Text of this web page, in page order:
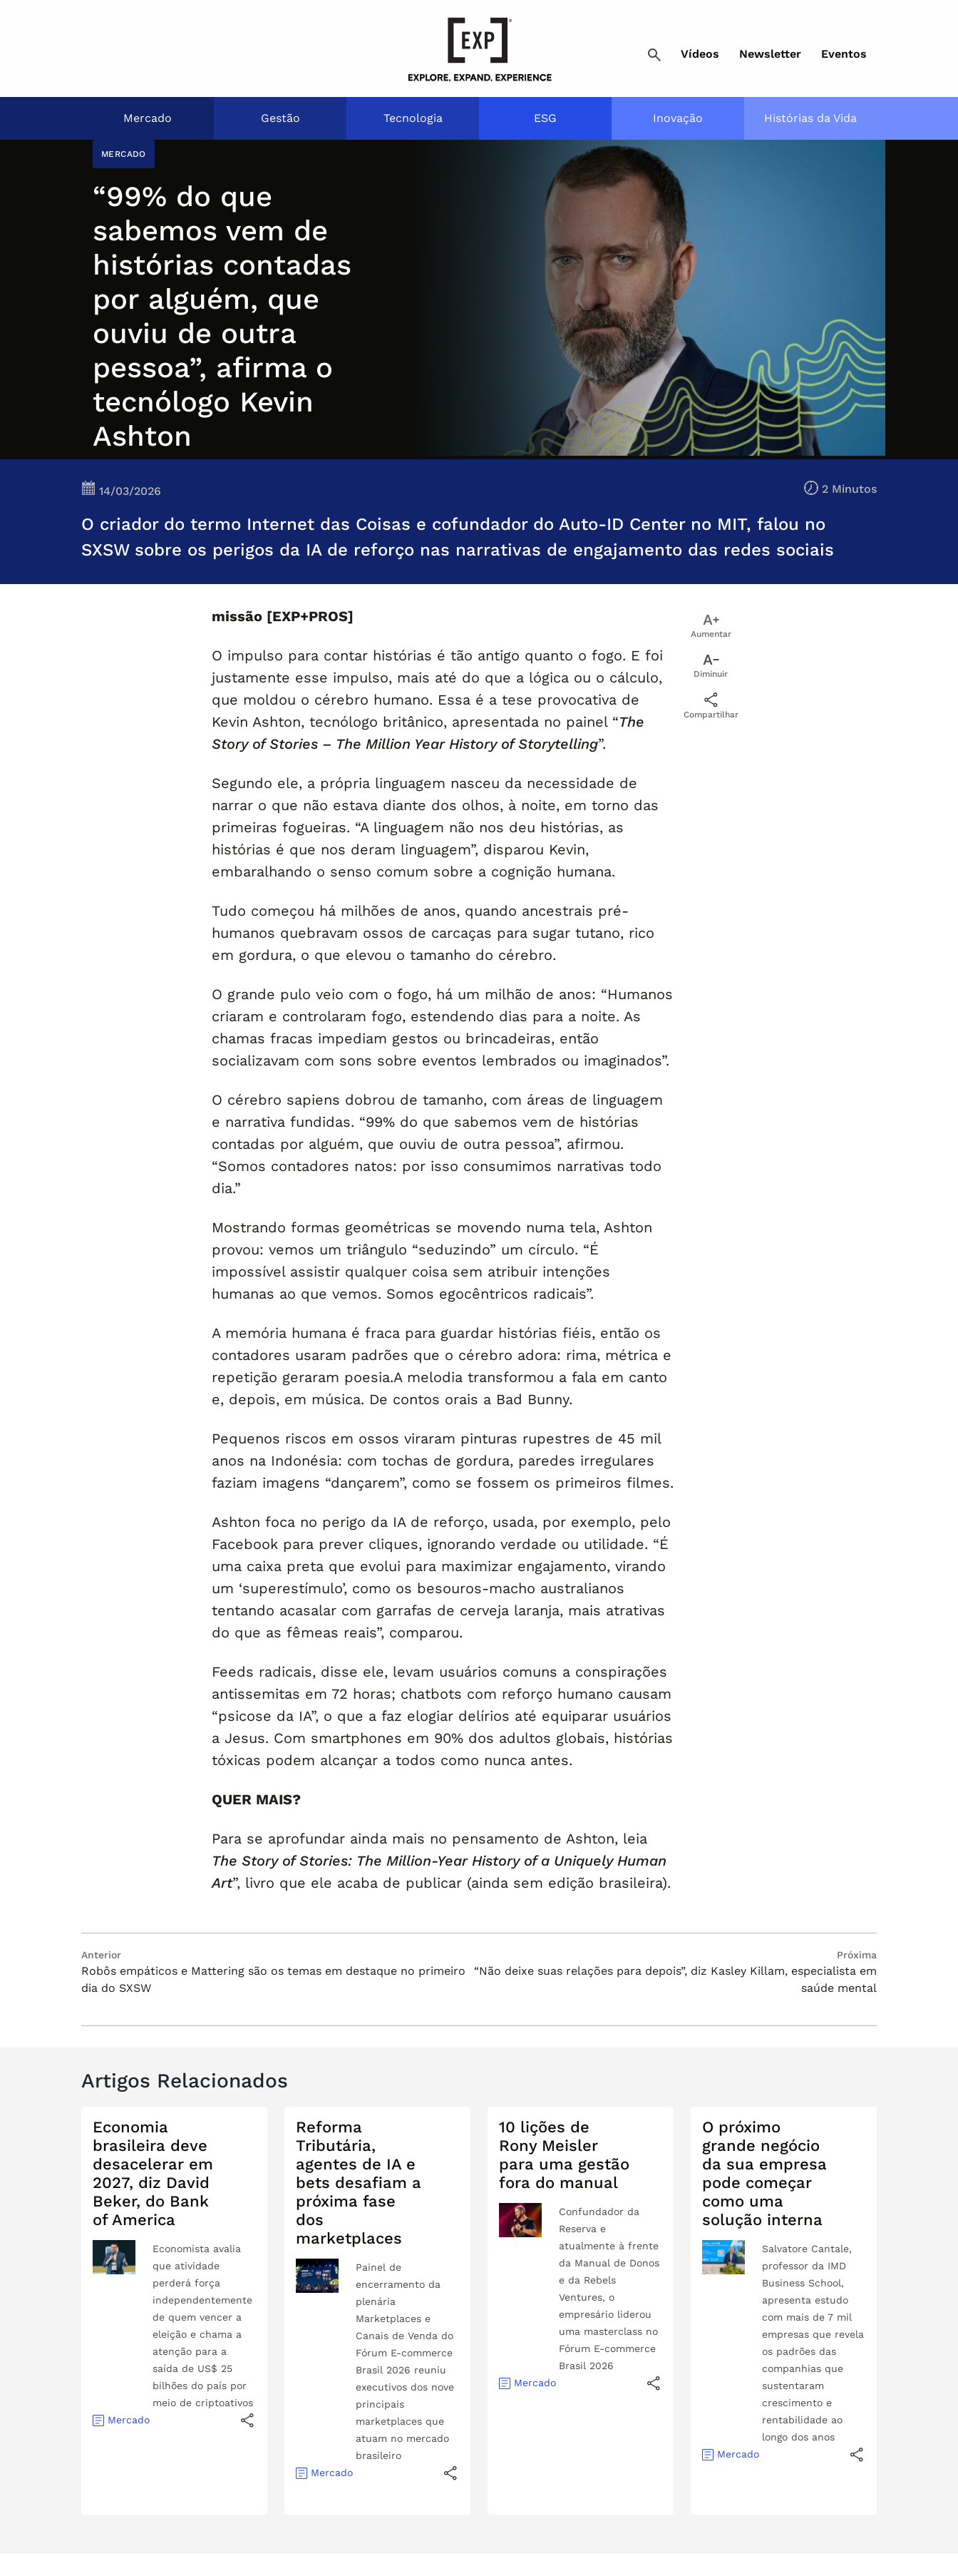
Vídeos Newsletter Eventos
Mercado Gestão Tecnologia ESG Inovação Histórias da Vida
MERCADO
“99% do que
sabemos vem de
histórias contadas
por alguém, que
ouviu de outra
pessoa”, afirma o
tecnólogo Kevin
Ashton
14/03/2026 2 Minutos
O criador do termo Internet das Coisas e cofundador do Auto-ID Center no MIT, falou no
SXSW sobre os perigos da IA de reforço nas narrativas de engajamento das redes sociais
missão [EXP+PROS]
O impulso para contar histórias é tão antigo quanto o fogo. E foi
justamente esse impulso, mais até do que a lógica ou o cálculo,
que moldou o cérebro humano. Essa é a tese provocativa de
Kevin Ashton, tecnólogo britânico, apresentada no painel “The
Story of Stories – The Million Year History of Storytelling”.
Segundo ele, a própria linguagem nasceu da necessidade de
narrar o que não estava diante dos olhos, à noite, em torno das
primeiras fogueiras. “A linguagem não nos deu histórias, as
histórias é que nos deram linguagem”, disparou Kevin,
embaralhando o senso comum sobre a cognição humana.
Tudo começou há milhões de anos, quando ancestrais pré-
humanos quebravam ossos de carcaças para sugar tutano, rico
em gordura, o que elevou o tamanho do cérebro.
O grande pulo veio com o fogo, há um milhão de anos: “Humanos
criaram e controlaram fogo, estendendo dias para a noite. As
chamas fracas impediam gestos ou brincadeiras, então
socializavam com sons sobre eventos lembrados ou imaginados”.
O cérebro sapiens dobrou de tamanho, com áreas de linguagem
e narrativa fundidas. “99% do que sabemos vem de histórias
contadas por alguém, que ouviu de outra pessoa”, afirmou.
“Somos contadores natos: por isso consumimos narrativas todo
dia.”
Mostrando formas geométricas se movendo numa tela, Ashton
provou: vemos um triângulo “seduzindo” um círculo. “É
impossível assistir qualquer coisa sem atribuir intenções
humanas ao que vemos. Somos egocêntricos radicais”.
A memória humana é fraca para guardar histórias fiéis, então os
contadores usaram padrões que o cérebro adora: rima, métrica e
repetição geraram poesia.A melodia transformou a fala em canto
e, depois, em música. De contos orais a Bad Bunny.
Pequenos riscos em ossos viraram pinturas rupestres de 45 mil
anos na Indonésia: com tochas de gordura, paredes irregulares
faziam imagens “dançarem”, como se fossem os primeiros filmes.
Ashton foca no perigo da IA de reforço, usada, por exemplo, pelo
Facebook para prever cliques, ignorando verdade ou utilidade. “É
uma caixa preta que evolui para maximizar engajamento, virando
um ‘superestímulo’, como os besouros-macho australianos
tentando acasalar com garrafas de cerveja laranja, mais atrativas
do que as fêmeas reais”, comparou.
Feeds radicais, disse ele, levam usuários comuns a conspirações
antissemitas em 72 horas; chatbots com reforço humano causam
“psicose da IA”, o que a faz elogiar delírios até equiparar usuários
a Jesus. Com smartphones em 90% dos adultos globais, histórias
tóxicas podem alcançar a todos como nunca antes.
QUER MAIS?
Para se aprofundar ainda mais no pensamento de Ashton, leia
The Story of Stories: The Million-Year History of a Uniquely Human
Art”, livro que ele acaba de publicar (ainda sem edição brasileira).
Aumentar
Diminuir
Compartilhar
Navegação
de
Anterior
Post
anterior:
Robôs empáticos e Mattering são os temas em destaque no primeiro
dia do SXSW
Próxima
post:
“Não deixe suas relações para depois”, diz Kasley Killam, especialista em
saúde mental
Artigos Relacionados
Economia
brasileira deve
desacelerar em
2027, diz David
Beker, do Bank
of America
Economista avalia
que atividade
perderá força
independentemente
de quem vencer a
eleição e chama a
atenção para a
saída de US$ 25
bilhões do país por
meio de criptoativos
Mercado
Reforma
Tributária,
agentes de IA e
bets desafiam a
próxima fase
dos
marketplaces
Painel de
encerramento da
plenária
Marketplaces e
Canais de Venda do
Fórum E-commerce
Brasil 2026 reuniu
executivos dos nove
principais
marketplaces que
atuam no mercado
brasileiro
Mercado
10 lições de
Rony Meisler
para uma gestão
fora do manual
Confundador da
Reserva e
atualmente à frente
da Manual de Donos
e da Rebels
Ventures, o
empresário liderou
uma masterclass no
Fórum E-commerce
Brasil 2026
Mercado
O próximo
grande negócio
da sua empresa
pode começar
como uma
solução interna
Salvatore Cantale,
professor da IMD
Business School,
apresenta estudo
com mais de 7 mil
empresas que revela
os padrões das
companhias que
sustentaram
crescimento e
rentabilidade ao
longo dos anos
Mercado